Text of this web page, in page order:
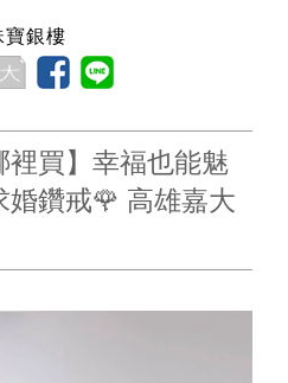
寶銀樓
裡買】幸福也能魅
婚鑽戒🌹 高雄嘉大